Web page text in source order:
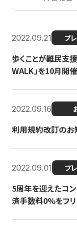
2022.09.21 プ
歩くことが難民支
WALK」を10月開
2022.09.16
利用規約改訂のお
2022.09.01 プ
5周年を迎えたコン
済手数料0%をフ